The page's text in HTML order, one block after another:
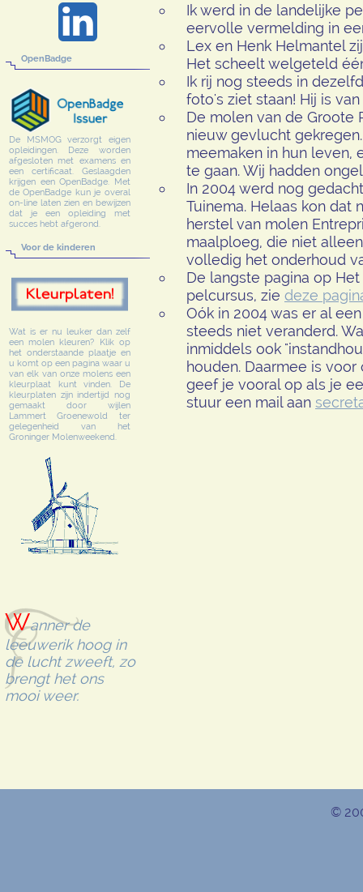
OpenBadge
De MSMOG verzorgt eigen
opleidingen. Deze worden
afgesloten met examens en
een certificaat. Geslaagden
krijgen een OpenBadge. Met
de OpenBadge kun je overal
on-line laten zien en bewijzen
dat je een opleiding met
succes hebt afgerond.
Voor de kinderen
Wat is er nu leuker dan zelf
een molen kleuren? Klik op
het onderstaande plaatje en
u komt op een pagina waar u
van elk van onze molens een
kleurplaat kunt vinden. De
kleurplaten zijn indertijd nog
gemaakt door wijlen
Lammert Groenewold ter
gelegenheid van het
Groninger Molenweekend.
Wanner de
leeuwerik hoog in
de lucht zweeft, zo
brengt het ons
mooi weer.
Ik werd in de landelijke
eervolle vermelding in
Lex en Henk Helmantel
Het scheelt welgeteld
Ik rij nog steeds in
foto's ziet staan! Hij is van
De molen van de Groote
nieuw gevlucht
meemaken in hun leven,
te gaan. Wij hadden
In 2004 werd nog
Tuinema. Helaas kon dat
herstel van molen
maalploeg, die niet
volledig het onderhoud
De langste pagina op
pelcursus, zie deze
Oók in 2004 was er al
steeds niet veranderd.
inmiddels ook
houden. Daarmee is
geef je vooral op als je
stuur een mail aan
©